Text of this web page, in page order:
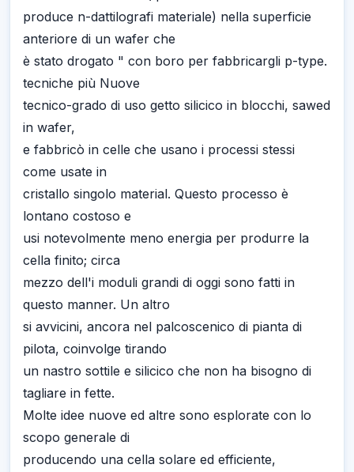
produce n-dattilografi materiale) nella superficie
anteriore di un wafer che
è stato drogato " con boro per fabbricargli p-type.
tecniche più Nuove
tecnico-grado di uso getto silicico in blocchi, sawed
in wafer,
e fabbricò in celle che usano i processi stessi
come usate in
cristallo singolo material. Questo processo è
lontano costoso e
usi notevolmente meno energia per produrre la
cella finito; circa
mezzo dell'i moduli grandi di oggi sono fatti in
questo manner. Un altro
si avvicini, ancora nel palcoscenico di pianta di
pilota, coinvolge tirando
un nastro sottile e silicico che non ha bisogno di
tagliare in fette.
Molte idee nuove ed altre sono esplorate con lo
scopo generale di
producendo una cella solare ed efficiente,